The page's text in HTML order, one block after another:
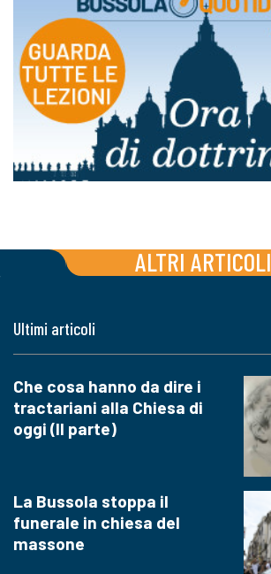
ALTRI ARTICOLI
Ultimi articoli
Che cosa hanno da dire i
tractariani alla Chiesa di
oggi (II parte)
La Bussola stoppa il
funerale in chiesa del
massone